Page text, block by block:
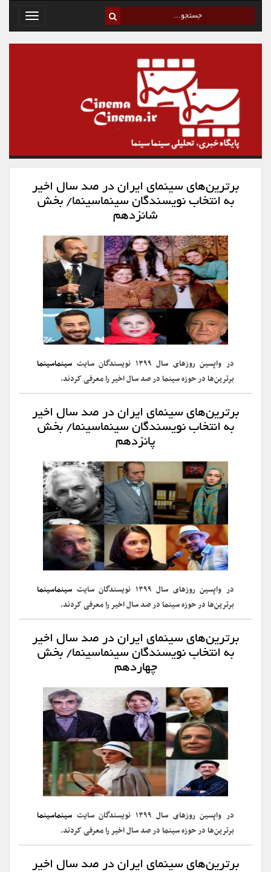
Toggle
برترین‌های سینمای ایران در صد سال اخیر
به انتخاب نویسندگان سینماسینما/ بخش
شانزدهم
در واپسین روزهای سال ۱۳۹۹ نویسندگان سایت
سینماسینما
برترین‌ها در حوزه سینما در صد سال اخیر را معرفی کردند.
برترین‌های سینمای ایران در صد سال اخیر
به انتخاب نویسندگان سینماسینما/ بخش
پانزدهم
در واپسین روزهای سال ۱۳۹۹ نویسندگان سایت
سینماسینما
برترین‌ها در حوزه سینما در صد سال اخیر را معرفی کردند.
برترین‌های سینمای ایران در صد سال اخیر
به انتخاب نویسندگان سینماسینما/ بخش
چهاردهم
در واپسین روزهای سال ۱۳۹۹ نویسندگان سایت
سینماسینما
برترین‌ها در حوزه سینما در صد سال اخیر را معرفی کردند.
برترین‌های سینمای ایران در صد سال اخیر